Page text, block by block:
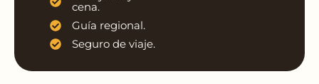
cena.
Guía regional.
Seguro de viaje.